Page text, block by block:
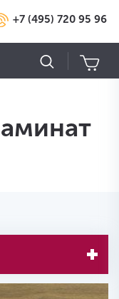
+7 (495) 720 95 96